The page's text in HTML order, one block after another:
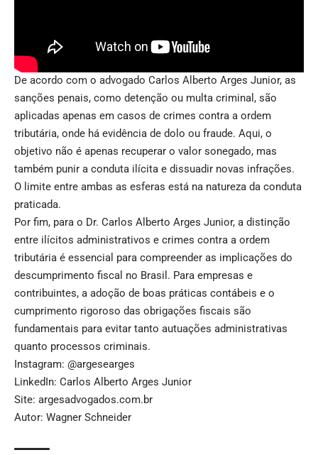
De acordo com o advogado Carlos Alberto Arges Junior, as
sanções penais, como detenção ou multa criminal, são
aplicadas apenas em casos de crimes contra a ordem
tributária, onde há evidência de dolo ou fraude. Aqui, o
objetivo não é apenas recuperar o valor sonegado, mas
também punir a conduta ilícita e dissuadir novas infrações.
O limite entre ambas as esferas está na natureza da conduta
praticada.
Por fim, para o Dr. Carlos Alberto Arges Junior, a distinção
entre ilícitos administrativos e crimes contra a ordem
tributária é essencial para compreender as implicações do
descumprimento fiscal no Brasil. Para empresas e
contribuintes, a adoção de boas práticas contábeis e o
cumprimento rigoroso das obrigações fiscais são
fundamentais para evitar tanto autuações administrativas
quanto processos criminais.
Instagram: @argesearges
LinkedIn: Carlos Alberto Arges Junior
Site: argesadvogados.com.br
Autor: Wagner Schneider